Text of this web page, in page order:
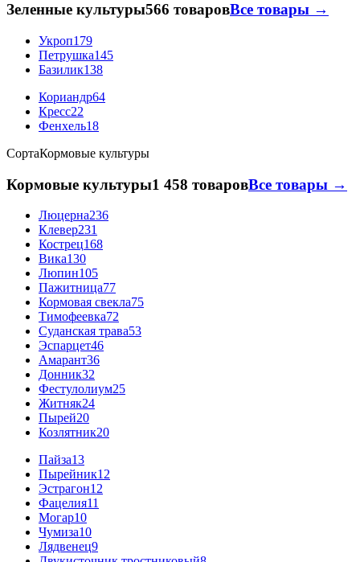
Зеленные культуры566 товаровВсе товары →
Укроп179
Петрушка145
Базилик138
Кориандр64
Кресс22
Фенхель18
СортаКормовые культуры
Кормовые культуры1 458 товаровВсе товары →
Люцерна236
Клевер231
Кострец168
Вика130
Люпин105
Пажитница77
Кормовая свекла75
Тимофеевка72
Суданская трава53
Эспарцет46
Амарант36
Донник32
Фестулолиум25
Житняк24
Пырей20
Козлятник20
Пайза13
Пырейник12
Эстрагон12
Фацелия11
Могар10
Чумиза10
Лядвенец9